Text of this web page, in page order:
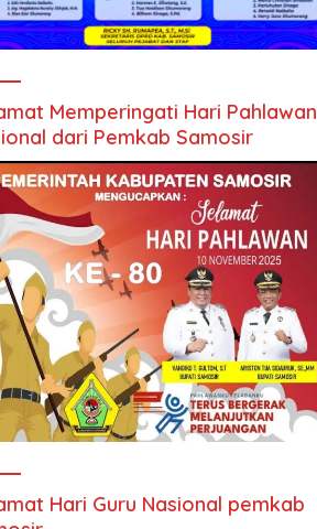
Memperingati Hari Pahlawan
dari Pemkab Samosir
Hari Guru Nasional pemkab